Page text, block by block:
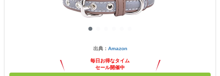
出典： Amazon
毎日お得なタイム
セール開催中